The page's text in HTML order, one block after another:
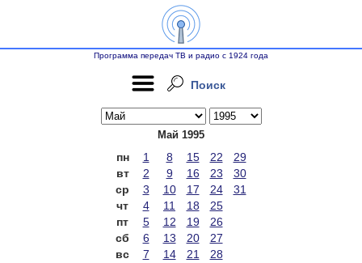
Программа передач ТВ и радио с 1924 года
Поиск
Май 1995
пн 1 8 15 22
29
вт
2 9 16 23
30
ср
3 10 17 24
31
чт
4 11 18
25
пт
5 12 19
26
сб
6 13 20
27
вс
7 14 21 28